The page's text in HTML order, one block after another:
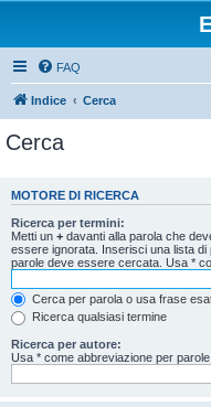
FAQ
Indice Cerca
Cerca
MOTORE DI RICERCA
Ricerca per termini:
Metti un + davanti alla parola che
essere ignorata. Inserisci una lista di
parole deve essere cercata. Usa *
Cerca per parola o usa frase
Ricerca qualsiasi termine
Ricerca per autore:
Usa * come abbreviazione per parole